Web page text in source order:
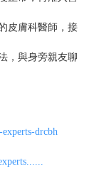
皮膚科醫師，接
，與身旁親友聊
drcbh